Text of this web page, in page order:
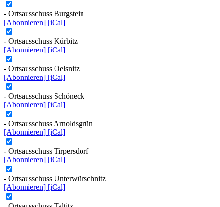
- Ortsausschuss Burgstein
[Abonnieren] [iCal]
- Ortsausschuss Kürbitz
[Abonnieren] [iCal]
- Ortsausschuss Oelsnitz
[Abonnieren] [iCal]
- Ortsausschuss Schöneck
[Abonnieren] [iCal]
- Ortsausschuss Arnoldsgrün
[Abonnieren] [iCal]
- Ortsausschuss Tirpersdorf
[Abonnieren] [iCal]
- Ortsausschuss Unterwürschnitz
[Abonnieren] [iCal]